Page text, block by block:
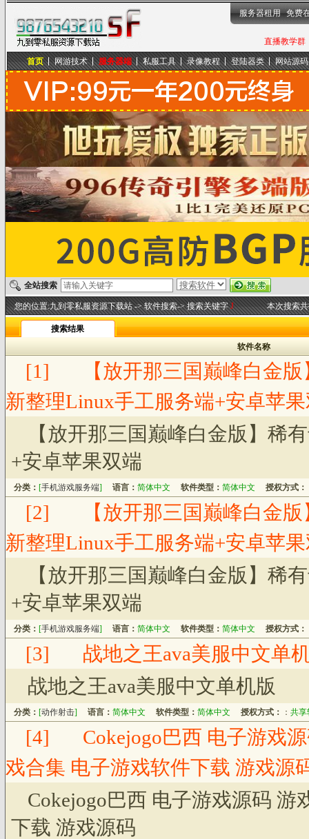
九到零私服资源下载站
直播教学群
服务器租用 免费
首页 网游技术 服务器端 私服工具 录像教程 登陆器类 网站源码
全站搜索
您的位置:九到零私服资源下载站-> 软件搜索-> 搜索关键字J本次搜索共
搜索结果
软件名称
[1]
【放开那三国巅峰白金
新整理Linux手工服务端+安卓苹
【放开那三国巅峰白金版】稀
+安卓苹果双端
分类： [手机游戏服务端] 语言： 简体中文 软件类型： 简体中文 授权方式：
[2]
【放开那三国巅峰白金
新整理Linux手工服务端+安卓苹
【放开那三国巅峰白金版】稀
+安卓苹果双端
分类： [手机游戏服务端] 语言： 简体中文 软件类型： 简体中文 授权方式：
[3]
战地之王ava美服中文单
战地之王ava美服中文单机版
分类： [动作射击] 语言： 简体中文 软件类型： 简体中文 授权方式： ： 共享
[4]
Cokejogo巴西 电子游戏
戏合集 电子游戏软件下载 游戏源
Cokejogo巴西 电子游戏源码
下载 游戏源码